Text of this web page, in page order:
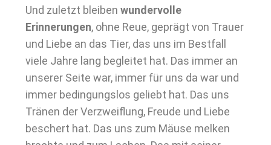
Und zuletzt bleiben wundervolle
Erinnerungen, ohne Reue, geprägt von Trauer
und Liebe an das Tier, das uns im Bestfall
viele Jahre lang begleitet hat. Das immer an
unserer Seite war, immer für uns da war und
immer bedingungslos geliebt hat. Das uns
Tränen der Verzweiflung, Freude und Liebe
beschert hat. Das uns zum Mäuse melken